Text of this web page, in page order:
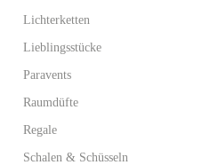
Lichterketten
Lieblingsstücke
Paravents
Raumdüfte
Regale
Schalen & Schüsseln